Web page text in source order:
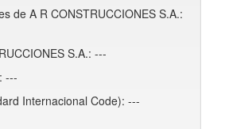
de A R CONSTRUCCIONES S.A.:
S.A.: ---
---
Internacional Code): ---